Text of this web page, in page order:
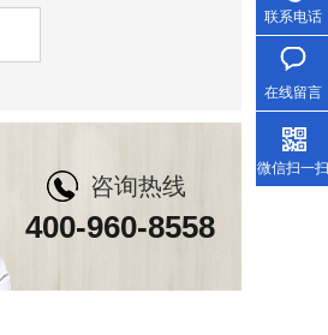
咨询热线
400-960-8558
联系电话
在线留言
微信扫一扫